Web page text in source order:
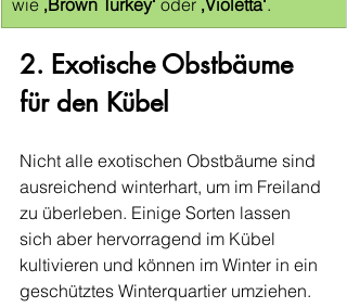
2. Exotische Obstbäume
für den Kübel
Nicht alle exotischen Obstbäume sind
ausreichend winterhart, um im Freiland
zu überleben. Einige Sorten lassen
sich aber hervorragend im Kübel
kultivieren und können im Winter in ein
geschütztes Winterquartier umziehen.